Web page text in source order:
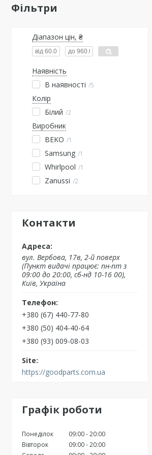
Фільтри
Діапазон цін, ₴
Наявність
В наявності 5
Колір
Білий 2
Виробник
BEKO
1
Samsung 1
Whirlpool 1
Zanussi 2
Контакти
вул. Вербова, 17в, 2-й поверх
(Пункт видачі працює: пн-пт з
09:00 до 20:00, сб-нд 10-16 00),
Київ, Україна
+380 (67) 440-77-80
+380 (50) 404-40-64
+380 (93) 009-08-03
https://goodparts.com.ua
Графік роботи
Понеділок 09:00 20:00
Вівторок
09:00 20:00